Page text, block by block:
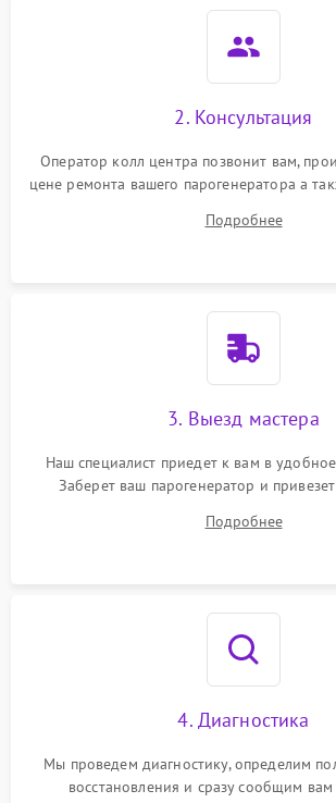
2. Консультация
Оператор колл центра позвонит вам,
цене ремонта вашего парогенератора а
Подробнее
3. Выезд мастера
Наш специалист приедет к вам в
Заберет ваш парогенератор и
Подробнее
4. Диагностика
Мы проведем диагностику, определим
восстановления и сразу сообщим